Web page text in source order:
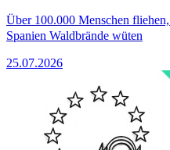
Über 100.000 Menschen
Spanien Waldbrände wüten
25.07.2026